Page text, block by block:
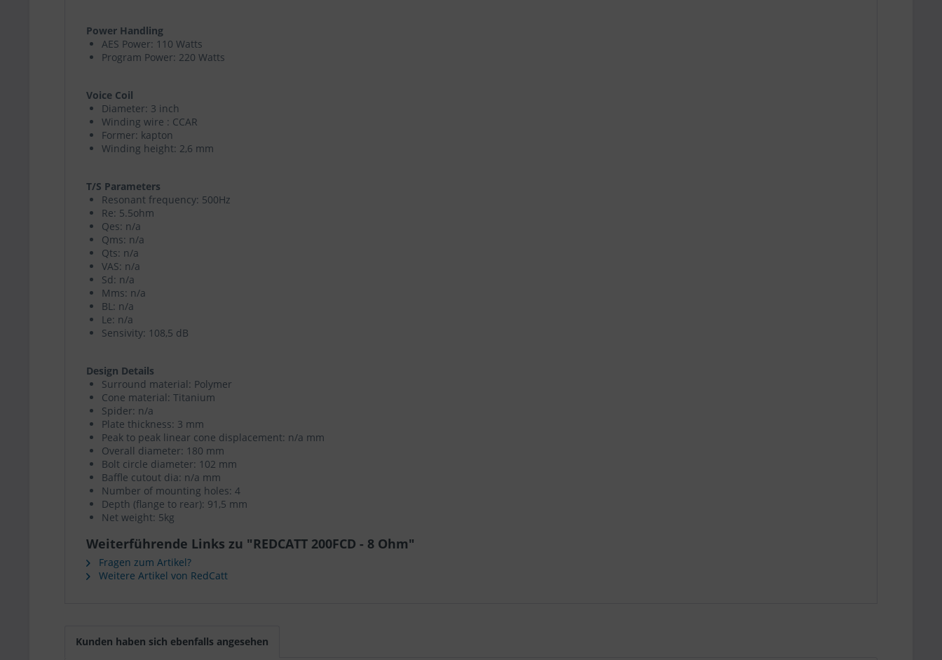
Power Handling
AES Power: 110 Watts
Program Power: 220 Watts
Voice Coil
Diameter: 3 inch
Winding wire : CCAR
Former: kapton
Winding height: 2,6 mm
T/S Parameters
Resonant frequency: 500Hz
Re: 5.5ohm
Qes: n/a
Qms: n/a
Qts: n/a
VAS: n/a
Sd: n/a
Mms: n/a
BL: n/a
Le: n/a
Sensivity: 108,5 dB
Design Details
Surround material: Polymer
Cone material: Titanium
Spider: n/a
Plate thickness: 3 mm
Peak to peak linear cone displacement: n/a mm
Overall diameter: 180 mm
Bolt circle diameter: 102 mm
Baffle cutout dia: n/a mm
Number of mounting holes: 4
Depth (flange to rear): 91,5 mm
Net weight: 5kg
Weiterführende Links zu "REDCATT 200FCD - 8 Ohm"
Fragen zum Artikel?
Weitere Artikel von RedCatt
Kunden haben sich ebenfalls angesehen